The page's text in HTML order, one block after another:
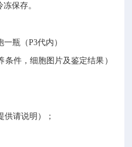
保存。
瓶（P3代内）
件，细胞图片及鉴定结果）
供请说明）；